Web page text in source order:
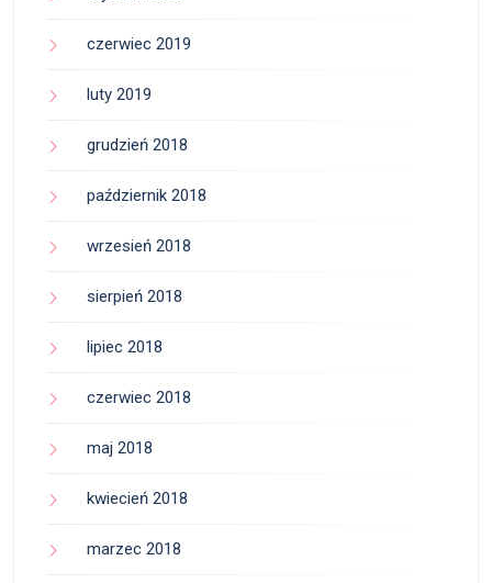
czerwiec 2019
luty 2019
grudzień 2018
październik 2018
wrzesień 2018
sierpień 2018
lipiec 2018
czerwiec 2018
maj 2018
kwiecień 2018
marzec 2018